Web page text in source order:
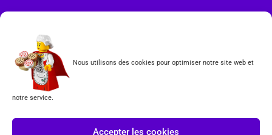
Nous utilisons des cookies pour optimiser notre site web et
notre service.
Accepter les cookies
CGV